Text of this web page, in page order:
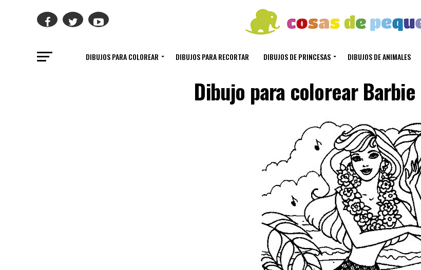
DIBUJOS PARA COLOREAR DIBUJOS PARA RECORTAR DIBUJOS DE PRINCESAS DIBUJOS DE ANIMALES
Dibujo para colorear Barbie